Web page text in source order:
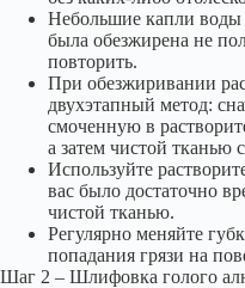
Небольшие капли воды
была обезжирена не
повторить.
При обезжиривании
двухэтапный метод:
смоченную в
а затем чистой тканью
Используйте
вас было достаточно
чистой тканью.
Регулярно меняйте
попадания грязи на
Шаг 2 – Шлифовка голого